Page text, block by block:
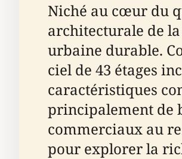
Niché au cœur du
architecturale de
urbaine durable.
ciel de 43 étages
caractéristiques
principalement de
commerciaux au
pour explorer la